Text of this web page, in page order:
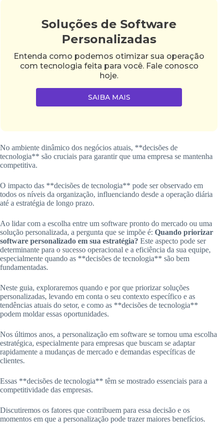
Soluções de Software
Personalizadas
Entenda como podemos otimizar sua operação
com tecnologia feita para você. Fale conosco
hoje.
SAIBA MAIS
No ambiente dinâmico dos negócios atuais, **decisões de
tecnologia** são cruciais para garantir que uma empresa se mantenha
competitiva.
O impacto das **decisões de tecnologia** pode ser observado em
todos os níveis da organização, influenciando desde a operação diária
até a estratégia de longo prazo.
Ao lidar com a escolha entre um software pronto do mercado ou uma
solução personalizada, a pergunta que se impõe é: Quando priorizar
software personalizado em sua estratégia? Este aspecto pode ser
determinante para o sucesso operacional e a eficiência da sua equipe,
especialmente quando as **decisões de tecnologia** são bem
fundamentadas.
Neste guia, exploraremos quando e por que priorizar soluções
personalizadas, levando em conta o seu contexto específico e as
tendências atuais do setor, e como as **decisões de tecnologia**
podem moldar essas oportunidades.
Nos últimos anos, a personalização em software se tornou uma escolha
estratégica, especialmente para empresas que buscam se adaptar
rapidamente a mudanças de mercado e demandas específicas de
clientes.
Essas **decisões de tecnologia** têm se mostrado essenciais para a
competitividade das empresas.
Discutiremos os fatores que contribuem para essa decisão e os
momentos em que a personalização pode trazer maiores benefícios.